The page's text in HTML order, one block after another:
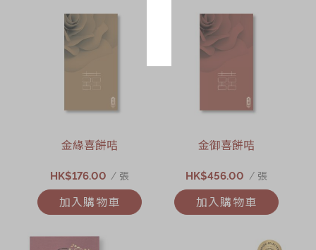
金緣喜餅咭
HK$176.00 / 張
加入購物車
金御喜餅咭
HK$456.00 / 張
加入購物車